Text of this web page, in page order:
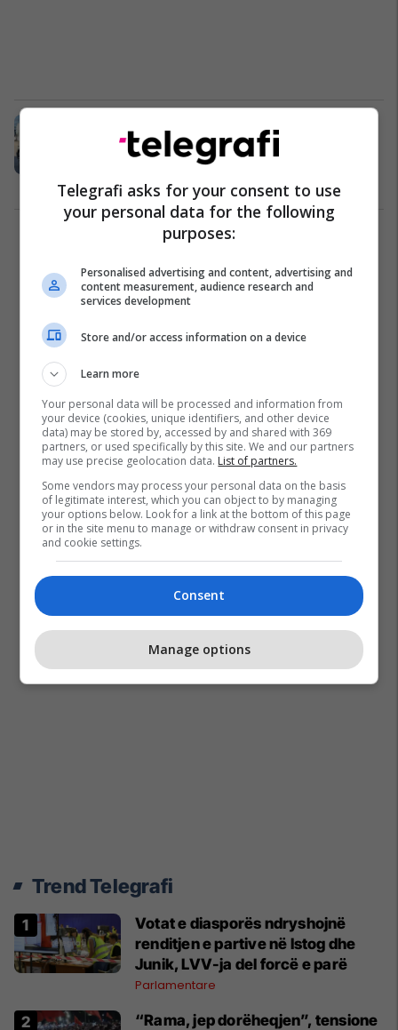
shikoni si duket modeli C-Class
Modelet e Reja 21/12/2016
1
Trend Telegrafi
Votat e diasporës ndryshojnë
renditjen e partive në Istog dhe
Junik, LVV-ja del forcë e parë
Parlamentare
“Rama, jep dorëheqjen”, tensione
Telegrafi asks for your consent to use
your personal data for the following
purposes:
Personalised advertising and content, advertising and
content measurement, audience research and
services development
Store and/or access information on a device
Learn more
Your personal data will be processed and information from
your device (cookies, unique identifiers, and other device
data) may be stored by, accessed by and shared with 369
partners, or used specifically by this site. We and our partners
may use precise geolocation data. List of partners.
Some vendors may process your personal data on the basis
of legitimate interest, which you can object to by managing
your options below. Look for a link at the bottom of this page
or in the site menu to manage or withdraw consent in privacy
and cookie settings.
Consent
Manage options